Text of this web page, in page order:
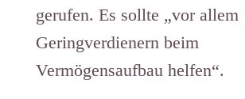
gerufen. Es sollte „vor allem
Geringverdienern beim
Vermögensaufbau helfen“.